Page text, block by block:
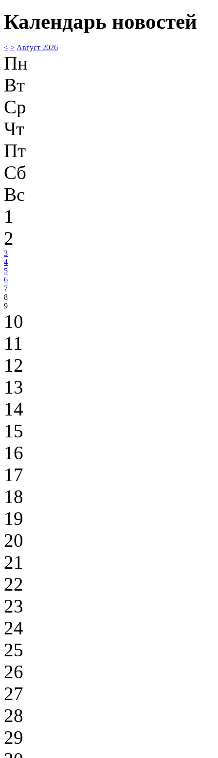
Календарь новостей
< > Август 2026
Пн
Вт
Ср
Чт
Пт
Сб
Вс
1
2
3
4
5
6
7
8
9
10
11
12
13
14
15
16
17
18
19
20
21
22
23
24
25
26
27
28
29